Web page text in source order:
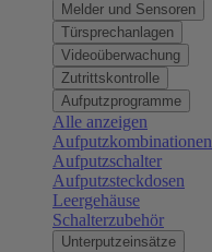
Melder und Sensoren
Türsprechanlagen
Videoüberwachung
Zutrittskontrolle
Aufputzprogramme
Alle anzeigen
Aufputzkombinationen
Aufputzschalter
Aufputzsteckdosen
Leergehäuse
Schalterzubehör
Unterputzeinsätze